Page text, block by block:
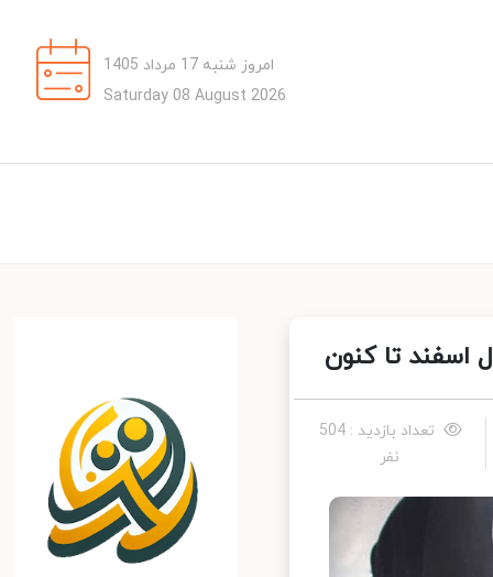
امروز شنبه 17 مرداد 1405
Saturday 08 August 2026
تعداد بازدید : 504
نفر